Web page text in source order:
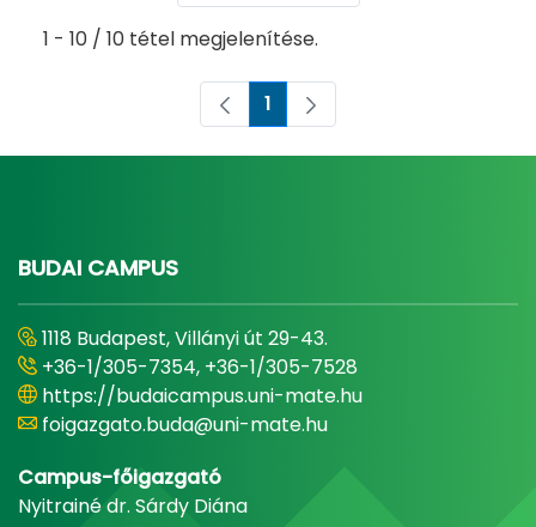
1 - 10 / 10 tétel megjelenítése.
Oldal
1
BUDAI CAMPUS
1118 Budapest, Villányi út 29-43.
+36-1/305-7354, +36-1/305-7528
https://budaicampus.uni-mate.hu
foigazgato.buda@uni-mate.hu
Campus-főigazgató
Nyitrainé dr. Sárdy Diána